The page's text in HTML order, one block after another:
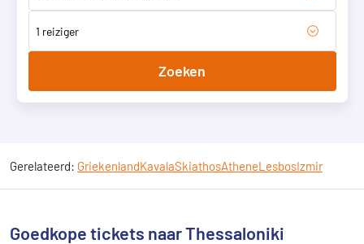
1 reiziger
Zoeken
Gerelateerd: GriekenlandKavalaSkiathosAtheneLesbosIzmir
Goedkope tickets naar Thessaloniki